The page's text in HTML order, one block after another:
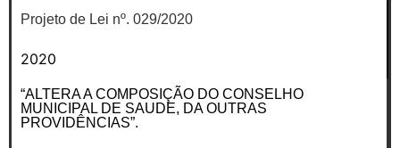
Projeto de Lei nº. 029/2020
2020
“ALTERA A COMPOSIÇÃO DO CONSELHO
MUNICIPAL DE SAUDE, DA OUTRAS
PROVIDÊNCIAS”.